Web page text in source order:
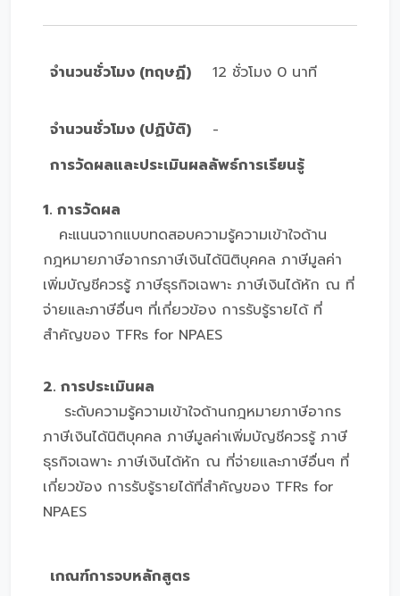
จำนวนชั่วโมง (ทฤษฏี) 12 ชั่วโมง 0 นาที
จำนวนชั่วโมง (ปฏิบัติ)
-
การวัดผลและประเมินผลลัพธ์การเรียนรู้
1. การวัดผล
คะแนนจากแบบทดสอบความรู้ความเข้าใจด้าน
กฎหมายภาษีอากรภาษีเงินได้นิติบุคคล ภาษีมูลค่า
เพิ่มบัญชีควรรู้ ภาษีธุรกิจเฉพาะ ภาษีเงินได้หัก ณ ที่
จ่ายและภาษีอื่นๆ ที่เกี่ยวข้อง การรับรู้รายได้ ที่
สำคัญของ TFRs for NPAES
2. การประเมินผล
ระดับความรู้ความเข้าใจด้านกฎหมายภาษีอากร
ภาษีเงินได้นิติบุคคล ภาษีมูลค่าเพิ่มบัญชีควรรู้ ภาษี
ธุรกิจเฉพาะ ภาษีเงินได้หัก ณ ที่จ่ายและภาษีอื่นๆ ที่
เกี่ยวข้อง การรับรู้รายได้ที่สำคัญของ TFRs for
NPAES
เกณฑ์การจบหลักสูตร